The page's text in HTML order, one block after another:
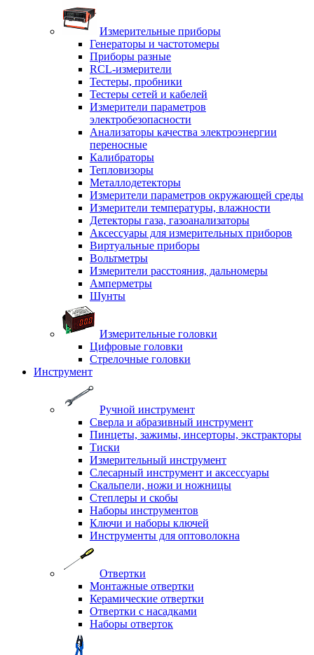
Измерительные приборы
Генераторы и частотомеры
Приборы разные
RCL-измерители
Тестеры, пробники
Тестеры сетей и кабелей
Измерители параметров
электробезопасности
Анализаторы качества электроэнергии
переносные
Калибраторы
Тепловизоры
Металлодетекторы
Измерители параметров окружающей среды
Измерители температуры, влажности
Детекторы газа, газоанализаторы
Аксессуары для измерительных приборов
Виртуальные приборы
Вольтметры
Измерители расстояния, дальномеры
Амперметры
Шунты
Измерительные головки
Цифровые головки
Стрелочные головки
Инструмент
Ручной инструмент
Сверла и абразивный инструмент
Пинцеты, зажимы, инсерторы, экстракторы
Тиски
Измерительный инструмент
Слесарный инструмент и аксессуары
Скальпели, ножи и ножницы
Степлеры и скобы
Наборы инструментов
Ключи и наборы ключей
Инструменты для оптоволокна
Отвертки
Монтажные отвертки
Керамические отвертки
Отвертки с насадками
Наборы отверток